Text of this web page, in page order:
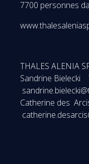
7700 personnes
THALES ALENIA
Sandrine Bielecki
Catherine des